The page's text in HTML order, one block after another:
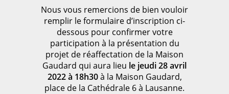
Nous vous remercions de bien vouloir
remplir le formulaire d’inscription ci-
dessous pour confirmer votre
participation à la présentation du
projet de réaffectation de la Maison
Gaudard qui aura lieu le jeudi 28 avril
2022 à 18h30à la Maison Gaudard,
place de la Cathédrale 6 à Lausanne.